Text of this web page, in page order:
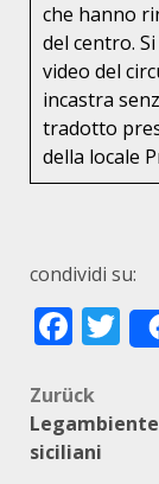
che hanno
del centro.
video del
incastra
tradotto
della locale
condividi su:
Zurück
siciliani